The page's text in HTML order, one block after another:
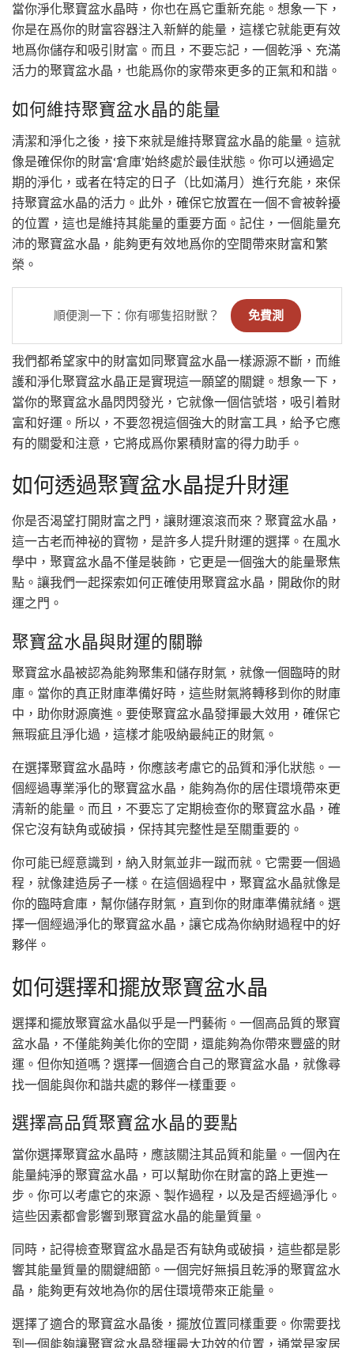
當你淨化聚寶盆水晶時，你也在爲它重新充能。想象一下，
你是在爲你的財富容器注入新鮮的能量，這樣它就能更有效
地爲你儲存和吸引財富。而且，不要忘記，一個乾淨、充滿
活力的聚寶盆水晶，也能爲你的家帶來更多的正氣和和諧。
如何維持聚寶盆水晶的能量
清潔和淨化之後，接下來就是維持聚寶盆水晶的能量。這就
像是確保你的財富‘倉庫’始終處於最佳狀態。你可以通過定
期的淨化，或者在特定的日子（比如滿月）進行充能，來保
持聚寶盆水晶的活力。此外，確保它放置在一個不會被幹擾
的位置，這也是維持其能量的重要方面。記住，一個能量充
沛的聚寶盆水晶，能夠更有效地爲你的空間帶來財富和繁
榮。
順便測一下：你有哪隻招財獸？ 免費測
我們都希望家中的財富如同聚寶盆水晶一樣源源不斷，而維
護和淨化聚寶盆水晶正是實現這一願望的關鍵。想象一下，
當你的聚寶盆水晶閃閃發光，它就像一個信號塔，吸引着財
富和好運。所以，不要忽視這個強大的財富工具，給予它應
有的關愛和注意，它將成爲你累積財富的得力助手。
如何透過聚寶盆水晶提升財運
你是否渴望打開財富之門，讓財運滾滾而來？聚寶盆水晶，
這一古老而神祕的寶物，是許多人提升財運的選擇。在風水
學中，聚寶盆水晶不僅是裝飾，它更是一個強大的能量聚焦
點。讓我們一起探索如何正確使用聚寶盆水晶，開啟你的財
運之門。
聚寶盆水晶與財運的關聯
聚寶盆水晶被認為能夠聚集和儲存財氣，就像一個臨時的財
庫。當你的真正財庫準備好時，這些財氣將轉移到你的財庫
中，助你財源廣進。要使聚寶盆水晶發揮最大效用，確保它
無瑕疵且淨化過，這樣才能吸納最純正的財氣。
在選擇聚寶盆水晶時，你應該考慮它的品質和淨化狀態。一
個經過專業淨化的聚寶盆水晶，能夠為你的居住環境帶來更
清新的能量。而且，不要忘了定期檢查你的聚寶盆水晶，確
保它沒有缺角或破損，保持其完整性是至關重要的。
你可能已經意識到，納入財氣並非一蹴而就。它需要一個過
程，就像建造房子一樣。在這個過程中，聚寶盆水晶就像是
你的臨時倉庫，幫你儲存財氣，直到你的財庫準備就緒。選
擇一個經過淨化的聚寶盆水晶，讓它成為你納財過程中的好
夥伴。
如何選擇和擺放聚寶盆水晶
選擇和擺放聚寶盆水晶似乎是一門藝術。一個高品質的聚寶
盆水晶，不僅能夠美化你的空間，還能夠為你帶來豐盛的財
運。但你知道嗎？選擇一個適合自己的聚寶盆水晶，就像尋
找一個能與你和諧共處的夥伴一樣重要。
選擇高品質聚寶盆水晶的要點
當你選擇聚寶盆水晶時，應該關注其品質和能量。一個內在
能量純淨的聚寶盆水晶，可以幫助你在財富的路上更進一
步。你可以考慮它的來源、製作過程，以及是否經過淨化。
這些因素都會影響到聚寶盆水晶的能量質量。
同時，記得檢查聚寶盆水晶是否有缺角或破損，這些都是影
響其能量質量的關鍵細節。一個完好無損且乾淨的聚寶盆水
晶，能夠更有效地為你的居住環境帶來正能量。
選擇了適合的聚寶盆水晶後，擺放位置同樣重要。你需要找
到一個能夠讓聚寶盆水晶發揮最大功效的位置，通常是家居